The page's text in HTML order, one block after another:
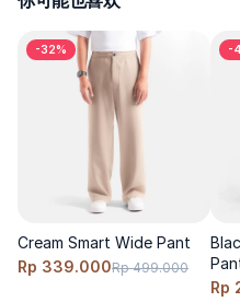
版型：clean-taper，裤型利落
尺码建议：按正常尺码选择；
大 1 个 size。
模特穿着 size S，身高 170cm
-32%
Cream Smart Wide Pant
Rp 339.000Rp 499.000
-
Rp